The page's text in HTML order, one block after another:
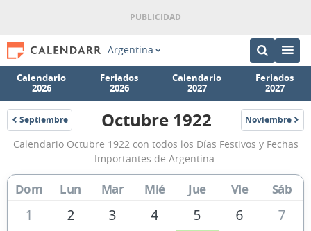
Argentina
Calendario
2026
Feriados
2026
Calendario
2027
Feriados
2027
Septiembre
1922
Calendario
Octubre
1922
de
Argentina
Octubre 1922 Noviembre
1922
Calendario Octubre 1922 con todos los Días Festivos y Fechas
Importantes de Argentina.
Dom Lun Mar Mié Jue Vie Sáb
1 2 3 4 5 6
7